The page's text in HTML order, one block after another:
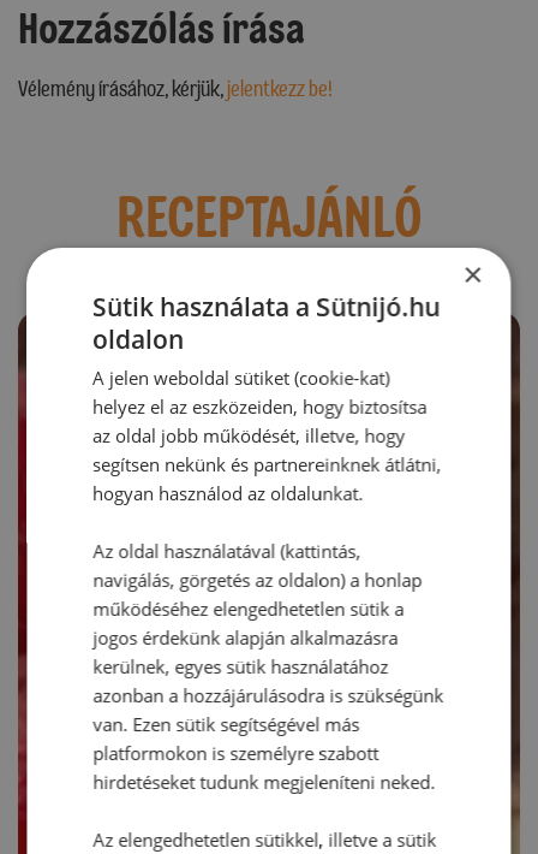
Hozzászólás írása
Vélemény írásához, kérjük,jelentkezz be!
RECEPTAJÁNLÓ
×
Sütik használata a Sütnijó.hu
oldalon
A jelen weboldal sütiket (cookie-kat)
helyez el az eszközeiden, hogy biztosítsa
az oldal jobb működését, illetve, hogy
segítsen nekünk és partnereinknek átlátni,
hogyan használod az oldalunkat.
Az oldal használatával (kattintás,
navigálás, görgetés az oldalon) a honlap
működéséhez elengedhetetlen sütik a
jogos érdekünk alapján alkalmazásra
kerülnek, egyes sütik használatához
azonban a hozzájárulásodra is szükségünk
van. Ezen sütik segítségével más
platformokon is személyre szabott
hirdetéseket tudunk megjeleníteni neked.
Az elengedhetetlen sütikkel, illetve a sütik